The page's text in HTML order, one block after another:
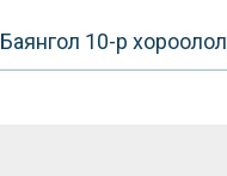
Баянгол 10-р хороолол